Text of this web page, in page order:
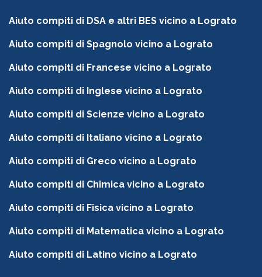
Aiuto compiti di DSA e altri BES vicino a Lograto
Aiuto compiti di Spagnolo vicino a Lograto
Aiuto compiti di Francese vicino a Lograto
Aiuto compiti di Inglese vicino a Lograto
Aiuto compiti di Scienze vicino a Lograto
Aiuto compiti di Italiano vicino a Lograto
Aiuto compiti di Greco vicino a Lograto
Aiuto compiti di Chimica vicino a Lograto
Aiuto compiti di Fisica vicino a Lograto
Aiuto compiti di Matematica vicino a Lograto
Aiuto compiti di Latino vicino a Lograto